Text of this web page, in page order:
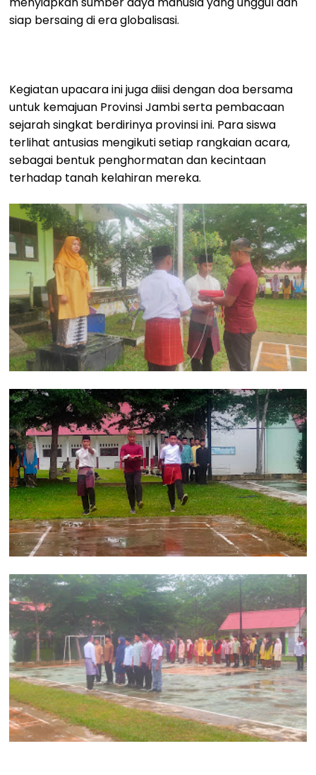
siap bersaing di era globalisasi.
Kegiatan upacara ini juga diisi dengan doa bersama
untuk kemajuan Provinsi Jambi serta pembacaan
sejarah singkat berdirinya provinsi ini. Para siswa
terlihat antusias mengikuti setiap rangkaian acara,
sebagai bentuk penghormatan dan kecintaan
terhadap tanah kelahiran mereka.